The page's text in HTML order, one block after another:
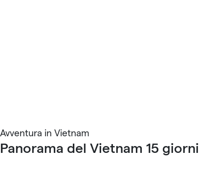
Avventura in Vietnam
Panorama del Vietnam 15 giorni